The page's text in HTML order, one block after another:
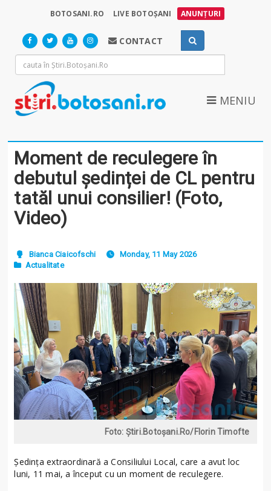
BOTOSANI.RO LIVE BOTOȘANI ANUNȚURI
CONTACT
MENIU
Moment de reculegere în
debutul ședinței de CL pentru
tatăl unui consilier! (Foto,
Video)
Bianca Ciaicofschi
Monday, 11 May 2026
Actualitate
Foto: Știri.Botoșani.Ro/Florin Timofte
Ședința extraordinară a Consiliului Local, care a avut loc
luni, 11 mai, a început cu un moment de reculegere.